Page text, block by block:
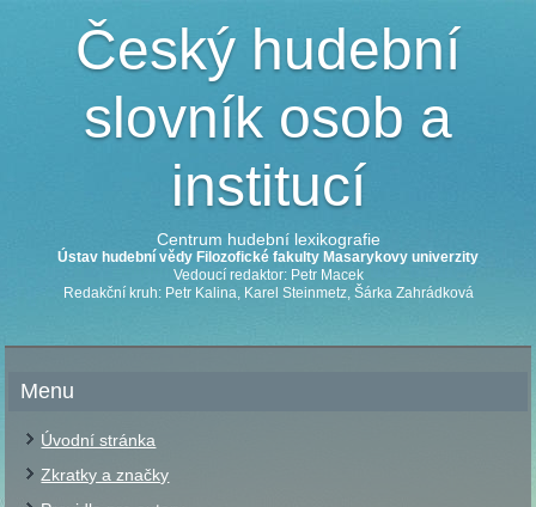
Český hudební
slovník osob a
institucí
Centrum hudební lexikografie
Ústav hudební vědy Filozofické fakulty Masarykovy univerzity
Vedoucí redaktor: Petr Macek
Redakční kruh: Petr Kalina, Karel Steinmetz, Šárka Zahrádková
Menu
Úvodní stránka
Zkratky a značky